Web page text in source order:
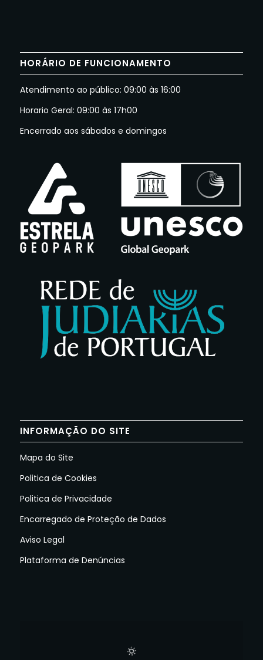
HORÁRIO DE FUNCIONAMENTO
Atendimento ao público: 09:00 às 16:00
Horario Geral: 09:00 às 17h00
Encerrado aos sábados e domingos
INFORMAÇÃO DO SITE
Mapa do Site
Politica de Cookies
Politica de Privacidade
Encarregado de Proteção de Dados
Aviso Legal
Plataforma de Denúncias